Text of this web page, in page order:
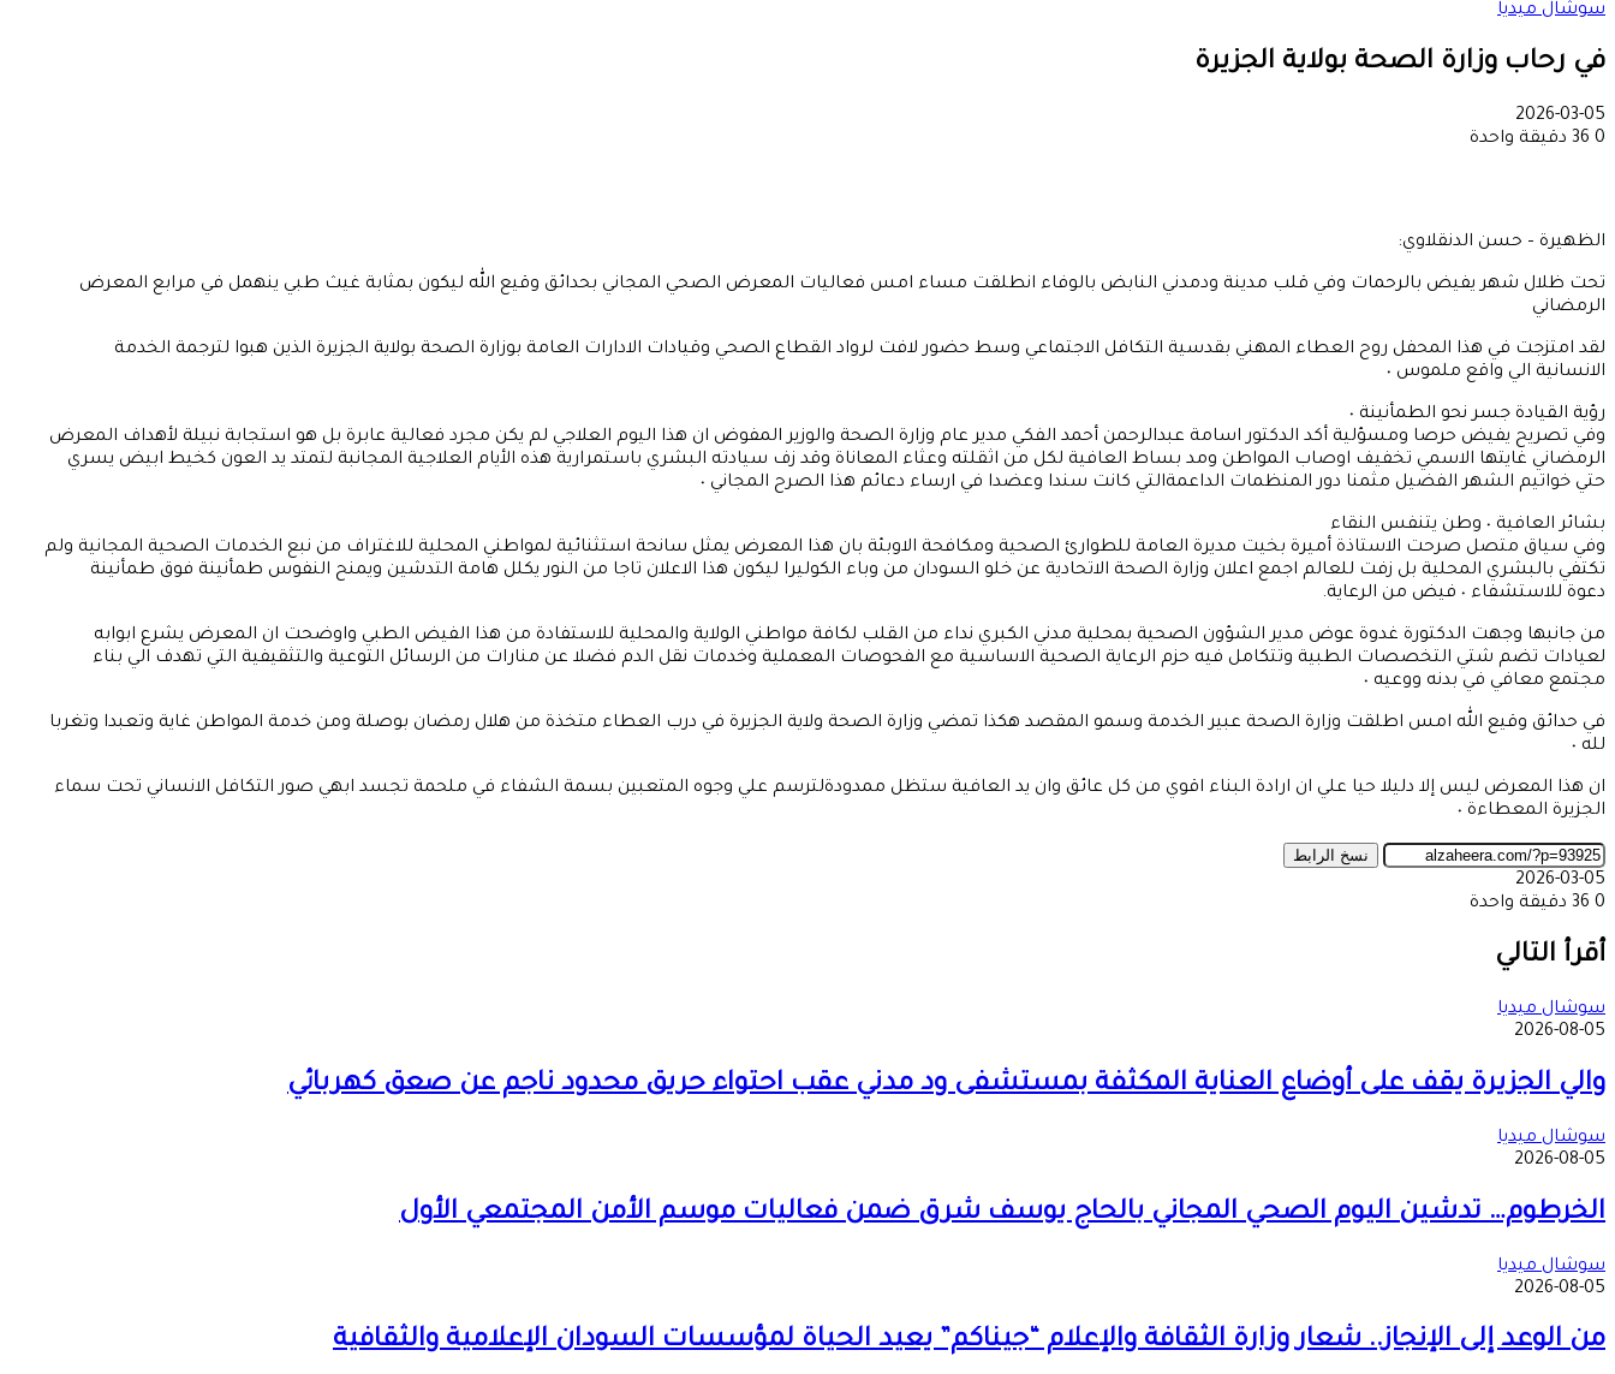
سوشال ميديا
في رحاب وزارة الصحة بولاية الجزيرة
2026-03-05
0
دقيقة واحدة
الظهيرة – حسن الدنقلاوي:
تحت ظلال شهر يفيض بالرحمات وفي قلب مدينة ودمدني النابض بالوفاء انطلقت مساء امس فعاليات المعرض الصحي المجاني بحدائق وقيع الله ليكون بمثابة غيث طبي ينهمل في مرابع المعرض
الرمضاني
لقد امتزجت في هذا المحفل روح العطاء المهني بقدسية التكافل الاجتماعي وسط حضور لافت لرواد القطاع الصحي وقيادات الادارات العامة بوزارة الصحة بولاية الجزيرة الذين هبوا لترجمة الخدمة
الانسانية الي واقع ملموس ٠
رؤية القيادة جسر نحو الطمأنينة ٠
وفي تصريح يفيض حرصا ومسؤلية أكد الدكتور اسامة عبدالرحمن أحمد الفكي مدير عام وزارة الصحة والوزير المفوض ان هذا اليوم العلاجي لم يكن مجرد فعالية عابرة بل هو استجابة نبيلة لأهداف المعرض
الرمضاني غايتها الاسمي تخفيف اوصاب المواطن ومد بساط العافية لكل من اثقلته وعثاء المعاناة وقد زف سيادته البشري باستمرارية هذه الأيام العلاجية المجانبة لتمتد يد العون كخيط ابيض يسري
حتي خواتيم الشهر الفضيل مثمنا دور المنظمات الداعمةالتي كانت سندا وعضدا في ارساء دعائم هذا الصرح المجاني ٠
بشائر العافية ٠ وطن يتنفس النقاء
وفي سياق متصل صرحت الاستاذة أميرة بخيت مديرة العامة للطوارئ الصحية ومكافحة الاوبئة بان هذا المعرض يمثل سانحة استثنائية لمواطني المحلية للاغتراف من نبع الخدمات الصحية المجانية ولم
تكتفي بالبشري المحلية بل زفت للعالم اجمع اعلان وزارة الصحة الاتحادية عن خلو السودان من وباء الكوليرا ليكون هذا الاعلان تاجا من النور يكلل هامة التدشين ويمنح النفوس طمأنينة فوق طمأنينة
دعوة للاستشفاء ٠ فيض من الرعاية.
من جانبها وجهت الدكتورة غدوة عوض مدير الشؤون الصحية بمحلية مدني الكبري نداء من القلب لكافة مواطني الولاية والمحلية للاستفادة من هذا الفيض الطبي واوضحت ان المعرض يشرع ابوابه
لعيادات تضم شتي التخصصات الطبية وتتكامل فيه حزم الرعاية الصحية الاساسية مع الفحوصات المعملية وخدمات نقل الدم فضلا عن منارات من الرسائل التوعية والتثقيفية التي تهدف الي بناء
مجتمع معافي في بدنه ووعيه ٠
في حدائق وقيع الله امس اطلقت وزارة الصحة عبير الخدمة وسمو المقصد هكذا تمضي وزارة الصحة ولاية الجزيرة في درب العطاء متخذة من هلال رمضان بوصلة ومن خدمة المواطن غاية وتعبدا وتغربا
لله ٠
ان هذا المعرض ليس إلا دليلا حيا علي ان ارادة البناء اقوي من كل عائق وان يد العافية ستظل ممدودةلترسم علي وجوه المتعبين بسمة الشفاء في ملحمة تجسد ابهي صور التكافل الانساني تحت سماء
الجزيرة المعطاءة ٠
نسخ الرابط
2026-03-05
0
دقيقة واحدة
عبر
البريد
أقرأ التالي
سوشال ميديا
2026-08-05
والي الجزيرة يقف على أوضاع العناية المكثفة بمستشفى ود مدني عقب احتواء حريق محدود ناجم عن صعق كهربائي
سوشال ميديا
2026-08-05
الخرطوم… تدشين اليوم الصحي المجاني بالحاج يوسف شرق ضمن فعاليات موسم الأمن المجتمعي الأول
سوشال ميديا
2026-08-05
من الوعد إلى الإنجاز.. شعار وزارة الثقافة والإعلام “جيناكم” يعيد الحياة لمؤسسات السودان الإعلامية والثقافية